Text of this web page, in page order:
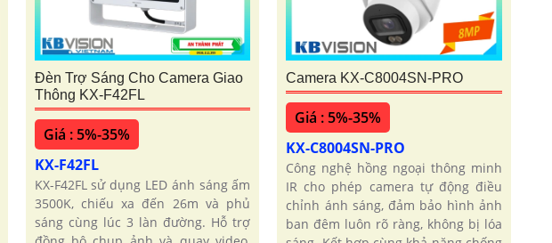
Đèn Trợ Sáng Cho Camera Giao
Thông KX-F42FL
Giá : 5%-35%
KX-F42FL
KX-F42FL sử dụng LED ánh sáng ấm
3500K, chiếu xa đến 26m và phủ
sáng cùng lúc 3 làn đường. Hỗ trợ
Camera KX-C8004SN-PRO
Giá : 5%-35%
KX-C8004SN-PRO
Công nghệ hồng ngoại thông minh
IR cho phép camera tự động điều
chỉnh ánh sáng, đảm bảo hình ảnh
ban đêm luôn rõ ràng, không bị lóa